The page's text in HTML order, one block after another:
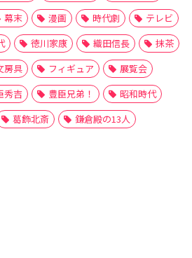
幕末 漫画 時代劇
テレビ
徳川家康 織田信長
抹茶
房具 フィギュア
展覧会
秀吉 豊臣兄弟！
昭和時代
葛飾北斎 鎌倉殿の13人